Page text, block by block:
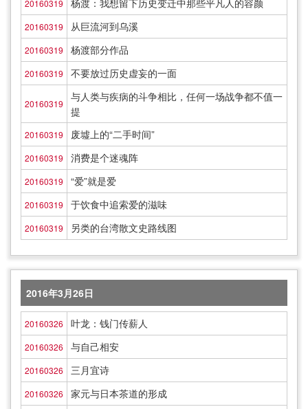
20160319 杨渡：我想留下历史变迁中那些平凡人的容颜
20160319 从巨流河到乌溪
20160319 杨渡部分作品
20160319 不要放过历史虚妄的一面
20160319
与人类与疾病的斗争相比，任何一场战争都不值一
提
20160319 废墟上的“二手时间”
20160319 消费是个迷魂阵
20160319 “爱”就是爱
20160319 于饮食中追索爱的滋味
20160319 另类的台湾散文史路线图
2016年3月26日
20160326 叶龙：钱门传薪人
20160326 与自己相安
20160326 三月宜诗
20160326 家元与日本茶道的形成